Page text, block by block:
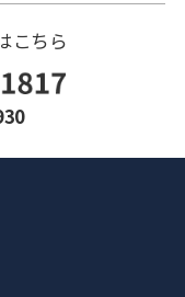
こちら